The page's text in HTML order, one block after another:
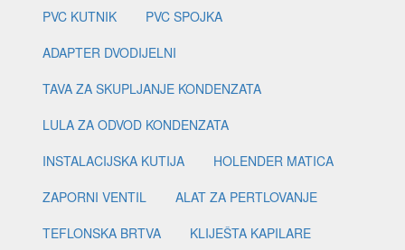
PVC KUTNIK
PVC SPOJKA
ADAPTER DVODIJELNI
TAVA ZA SKUPLJANJE KONDENZATA
LULA ZA ODVOD KONDENZATA
INSTALACIJSKA KUTIJA
HOLENDER MATICA
ZAPORNI VENTIL
ALAT ZA PERTLOVANJE
TEFLONSKA BRTVA
KLIJEŠTA KAPILARE